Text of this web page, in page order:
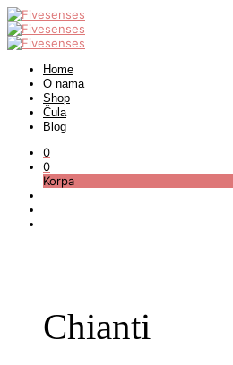
Home
O nama
Shop
Čula
Blog
0
0
Korpa
Chianti